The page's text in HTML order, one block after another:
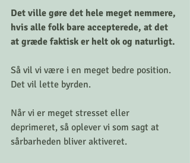
Det ville gøre det hele meget nemmere,
hvis alle folk bare accepterede, at det
at græde faktisk er helt ok og naturligt.
Så vil vi være i en meget bedre position.
Det vil lette byrden.
Når vi er meget stresset eller
deprimeret, så oplever vi som sagt at
sårbarheden bliver aktiveret.